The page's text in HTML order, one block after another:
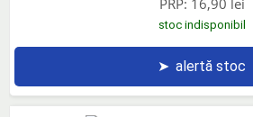
stoc indisponibil
➤ alertă stoc